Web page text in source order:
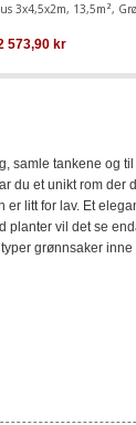
3x4,5x2m, 13,5m²,
573,90kr
samle tankene og
du et unikt rom der
litt for lav. Et
planter vil det se
grønnsaker inne